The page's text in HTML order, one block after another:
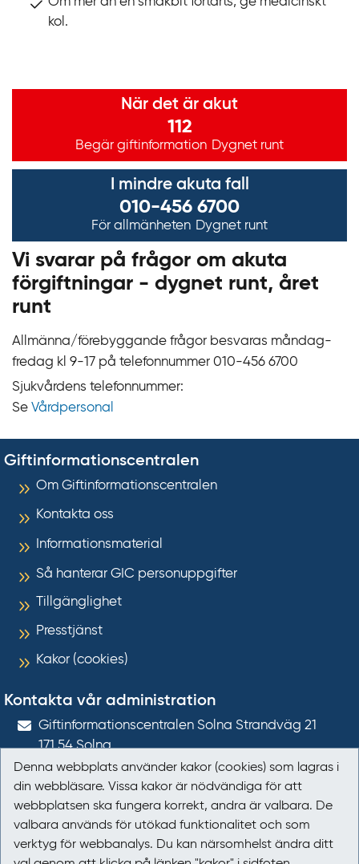
Denna webbplats använder kakor (cookies) som lagras i
din webbläsare. Vissa kakor är nödvändiga för att
webbplatsen ska fungera korrekt, andra är valbara. De
valbara används för utökad funktionalitet och som
verktyg för webbanalys. Du kan närsomhelst ändra ditt
kol.
Viktig information
När det är akut
112
Begär giftinformation Dygnet runt
I mindre akuta fall
010-456 6700
För allmänheten Dygnet runt
Vi svarar på frågor om akuta
förgiftningar - dygnet runt, året
runt
Allmänna/förebyggande frågor besvaras måndag-
fredag kl 9‍‍-17 på telefonnummer 010‍-‍456 6700
Sjukvårdens telefonnummer:
Se Vårdpersonal
Giftinformationscentralen
Om Giftinformationscentralen
Kontakta oss
Informationsmaterial
Så hanterar GIC personuppgifter
Tillgänglighet
Presstjänst
Kakor (cookies)
Kontakta vår administration
Gift­informations­centralen Solna Strandväg 21
171 54 Solna
giftinformation@gic.se
Följ oss
Följ oss på Facebook